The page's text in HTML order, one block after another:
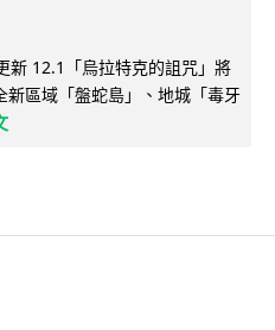
新 12.1「烏拉特克的詛咒」將
區域「盤蛇島」、地城「毒牙